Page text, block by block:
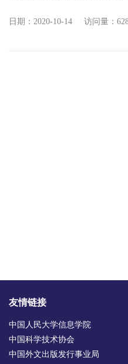
日期：2020-10-14 访问量：
友情链接
中国人民大学信息学院
中国科学技术协会
中国外文出版发行事业局